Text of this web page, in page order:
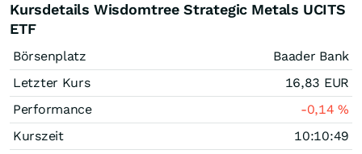
Kursdetails Wisdomtree Strategic Metals UCITS
ETF
Börsenplatz
Baader Bank
Letzter Kurs
16,83 EUR
Performance
-0,14%
Kurszeit
10:10:49